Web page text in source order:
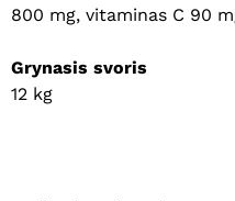
800 mg, vitaminas C 90
Grynasis svoris
12 kg